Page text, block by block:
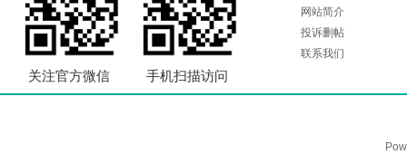
关注官方微信 手机扫描访问
网站简介
投诉删帖
联系我们